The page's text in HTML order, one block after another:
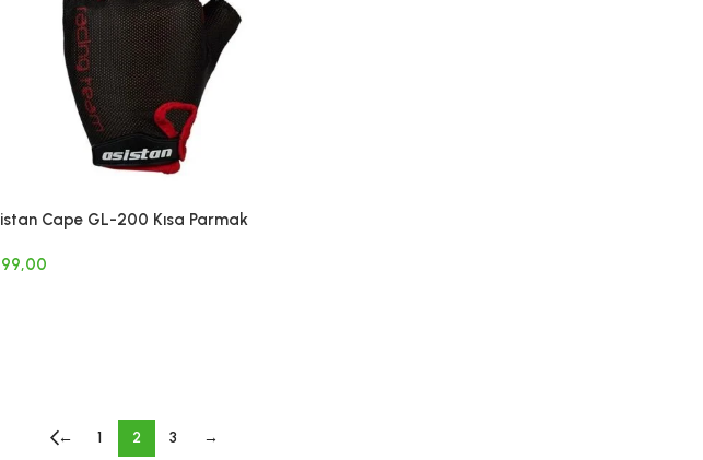
Cape GL-200 Kısa Parmak
← 1 2 3 →